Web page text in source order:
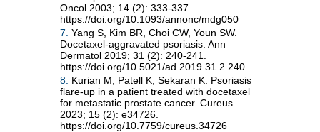
Oncol 2003; 14 (2): 333-337.
https://doi.org/10.1093/annonc/mdg050
7. Yang S, Kim BR, Choi CW, Youn SW.
Docetaxel-aggravated psoriasis. Ann
Dermatol 2019; 31 (2): 240-241.
https://doi.org/10.5021/ad.2019.31.2.240
8. Kurian M, Patell K, Sekaran K. Psoriasis
flare-up in a patient treated with docetaxel
for metastatic prostate cancer. Cureus
2023; 15 (2): e34726.
https://doi.org/10.7759/cureus.34726